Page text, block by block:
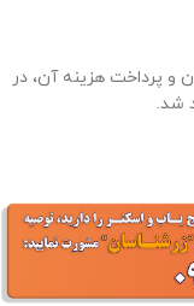
و پرداخت هزینه آن، در
شد.